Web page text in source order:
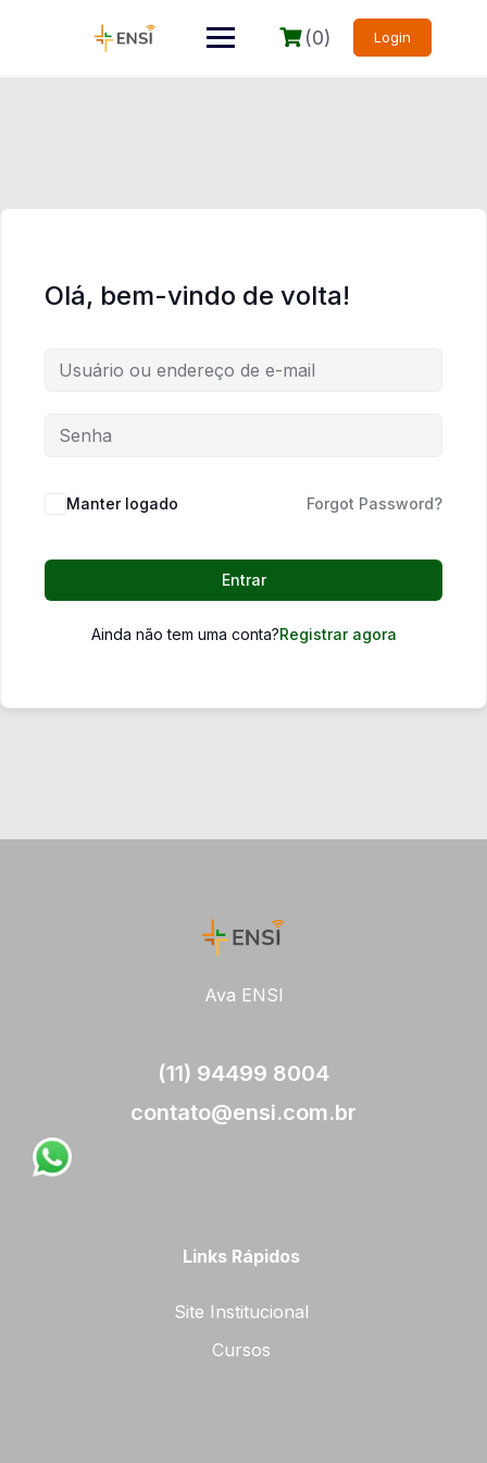
(0) Login
Olá, bem-vindo de volta!
Manter logado Forgot Password?
Entrar
Ainda não tem uma conta?Registrar agora
Ava ENSI
(11) 94499 8004
contato@ensi.com.br
Links Rápidos
Site Institucional
Cursos